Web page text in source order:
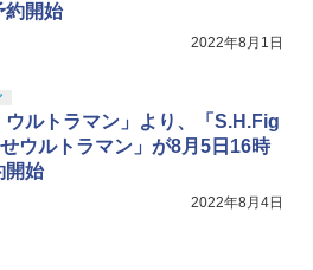
約開始
2022年8月1日
ウルトラマン」より、「S.H.Fig
ウルトラマン」が8月5日16時
開始
2022年8月4日